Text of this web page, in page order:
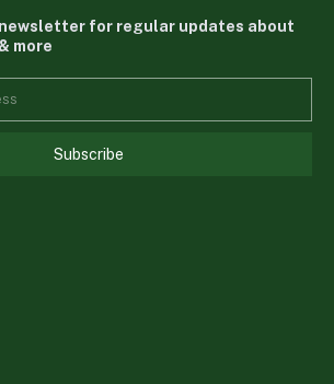
for regular updates about
more
Subscribe